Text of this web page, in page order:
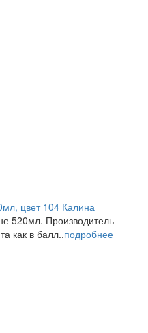
цвет 104 Калина
520мл. Производитель -
как в балл..подробнее